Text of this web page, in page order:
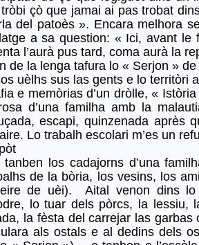
çò que jamai ai pas trobat
del patoès ». Encara melhora
a sa question: « Ici, avant
l’aurà pus tard, coma aurà la
de la lenga tafura lo « Serjon »
uèlhs sus las gents e lo territòri
e memòrias d’un dròlle, «
d’una familha amb la
escapi, quinzenada après
Lo trabalh escolari m’es un
los cadajorns d’una
de la bòria, los vesins, los
de uèi). Aital venon dins
lo tuar dels pòrcs, la lessiu,
la fèsta del carrejar las
als ostals e al dedins dels